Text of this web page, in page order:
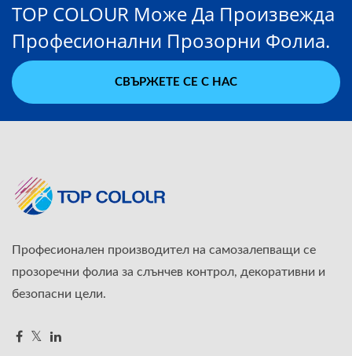
TOP COLOUR Може Да Произвежда
Професионални Прозорни Фолиа.
СВЪРЖЕТЕ СЕ С НАС
Професионален производител на самозалепващи се
прозоречни фолиа за слънчев контрол, декоративни и
безопасни цели.